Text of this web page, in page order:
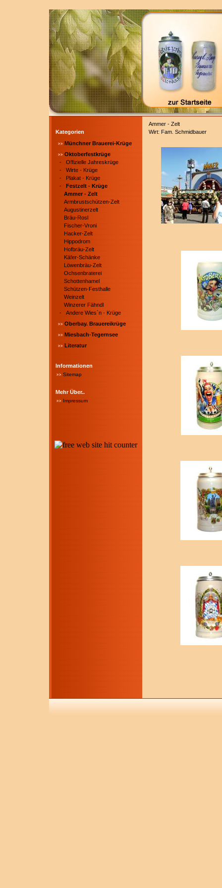
Kategorien
Münchner Brauerei-Krüge
Oktoberfestkrüge
- Offizielle Jahreskrüge
- Wirte - Krüge
- Plakat - Krüge
- Festzelt - Krüge
Ammer - Zelt
Armbrustschützen-Zelt
Augustinerzelt
Bräu-Rosl
Fischer-Vroni
Hacker-Zelt
Hippodrom
Hofbräu-Zelt
Käfer-Schänke
Löwenbräu-Zelt
Ochsenbraterei
Schottenhamel
Schützen-Festhalle
Weinzelt
Winzerer Fähndl
- Andere Wies`n - Krüge
Oberbay. Brauereikrüge
Miesbach-Tegernsee
Literatur
Informationen
Sitemap
Mehr Über..
Impressum
Ammer - Zelt
Wirt: Fam. Schmidbauer